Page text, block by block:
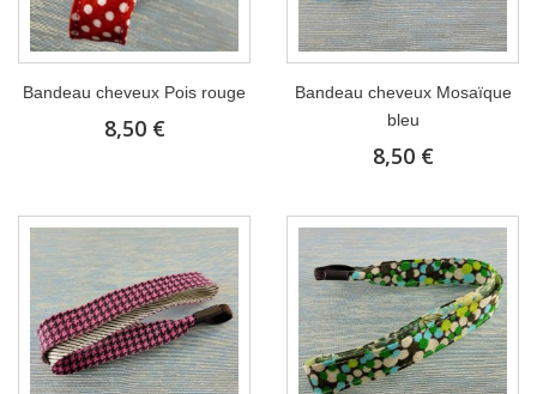
Bandeau cheveux Pois rouge
8,50 €
Bandeau cheveux Mosaïque
bleu
8,50 €